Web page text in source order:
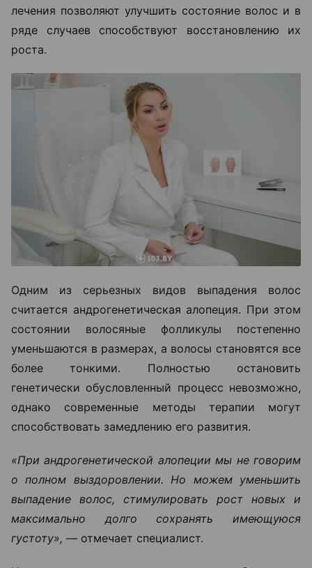
лечения позволяют улучшить состояние волос и в
ряде случаев способствуют восстановлению их
роста.
Одним из серьезных видов выпадения волос
считается андрогенетическая алопеция. При этом
состоянии волосяные фолликулы постепенно
уменьшаются в размерах, а волосы становятся все
более тонкими. Полностью остановить
генетически обусловленный процесс невозможно,
однако современные методы терапии могут
способствовать замедлению его развития.
«При андрогенетической алопеции мы не говорим
о полном выздоровлении. Но можем уменьшить
выпадение волос, стимулировать рост новых и
максимально долго сохранять имеющуюся
густоту», — отмечает специалист.